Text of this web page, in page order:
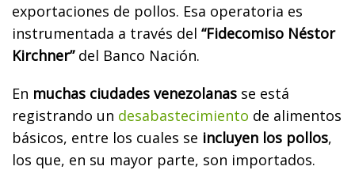
exportaciones de pollos. Esa operatoria es
instrumentada a través del “Fidecomiso Néstor
Kirchner”del Banco Nación.
En muchas ciudades venezolanas se está
registrando un desabastecimiento de alimentos
básicos, entre los cuales se incluyen los pollos,
los que, en su mayor parte, son importados.